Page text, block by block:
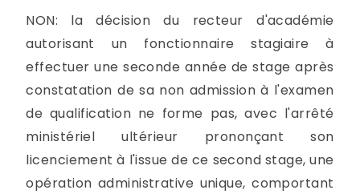
NON: la décision du recteur d'académie
autorisant un fonctionnaire stagiaire à
effectuer une seconde année de stage après
constatation de sa non admission à l'examen
de qualification ne forme pas, avec l'arrêté
ministériel ultérieur prononçant son
licenciement à l'issue de ce second stage, une
opération administrative unique, comportant